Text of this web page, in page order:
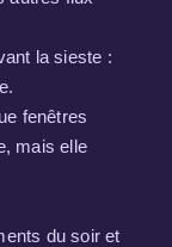
la sieste :
fenêtres
mais elle
du soir et